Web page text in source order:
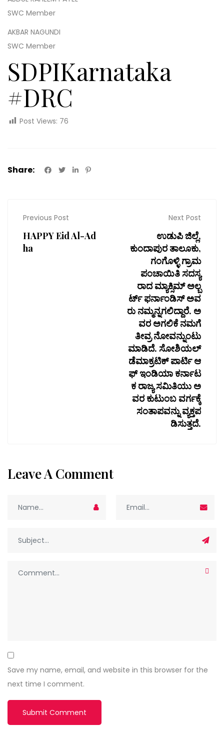
SWC Member
AKBAR NAGUNDI
SWC Member
SDPIKarnataka
#DRC
Post Views: 76
Share:
Previous Post
HAPPY Eid Al-Ad
ha
Next Post
ಉಡುಪಿ ಜಿಲ್ಲೆ,
ಕುಂದಾಪುರ ತಾಲೂಕು,
ಗಂಗೊಳ್ಳಿ ಗ್ರಾಮ
ಪಂಚಾಯಿತಿ ಸದಸ್ಯ
ರಾದ ಮ್ಯಾಕ್ಸಿಮ್ ಅಲ್ಬ
ರ್ಟ್ ಫರ್ನಾಂಡಿಸ್ ಅವ
ರು ನಮ್ಮನ್ನಗಲಿದ್ದಾರೆ. ಅ
ವರ ಅಗಲಿಕೆ ನಮಗೆ
ತೀವ್ರ ನೋವನ್ನುಂಟು
ಮಾಡಿದೆ. ಸೋಶಿಯಲ್
ಡೆಮಾಕ್ರಟಿಕ್ ಪಾರ್ಟಿ ಆ
ಫ್ ಇಂಡಿಯಾ ಕರ್ನಾಟ
ಕ ರಾಜ್ಯ ಸಮಿತಿಯು ಅ
ವರ ಕುಟುಂಬ ವರ್ಗಕ್ಕೆ
ಸಂತಾಪವನ್ನು ವ್ಯಕ್ತಪ
ಡಿಸುತ್ತದೆ.
Leave A Comment
Save my name, email, and website in this browser for the
next time I comment.